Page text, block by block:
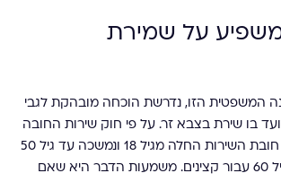
משפיע על שמירת
המשפטית הזו, נדרשת הוכחה מובהקת לגבי
בו שירת בצבא זר. על פי חוק שירות החובה
הפולני מתקופה זו, חובת השירות החלה מגיל 18 ונמשכה עד גיל 50
עבור חוגרים, ועד גיל 60 עבור קצינים. משמעות הדבר היא שאם